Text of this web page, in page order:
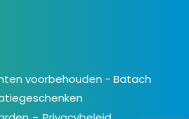
voorbehouden - Batach